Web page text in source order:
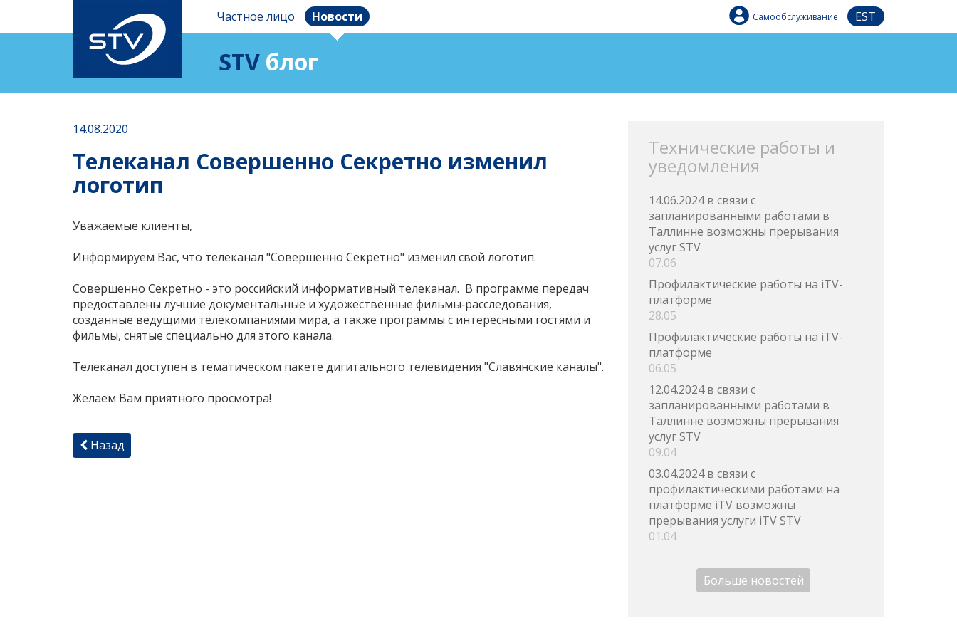
Частное лицо Новости Самообслуживание EST
STV блог
14.08.2020
Телеканал Совершенно Секретно изменил
логотип
Уважаемые клиенты,
Информируем Вас, что телеканал "Совершенно Секретно" изменил свой логотип.
Совершенно Cекретно - это российский информативный телеканал. В программе передач
предоставлены лучшие документальные и художественные фильмы‑расследования,
созданные ведущими телекомпаниями мира, а также программы с интересными гостями и
фильмы, снятые специально для этого канала.
Телеканал доступен в тематическом пакете дигитального телевидения "Славянские каналы".
Желаем Вам приятного просмотра!
Назад
Технические работы и
уведомления
14.06.2024 в связи с
запланированными работами в
Таллинне возможны прерывания
услуг STV
07.06
Профилактические работы на iTV-
платформе
28.05
Профилактические работы на iTV-
платформе
06.05
12.04.2024 в связи с
запланированными работами в
Таллинне возможны прерывания
услуг STV
09.04
03.04.2024 в связи с
профилактическими работами на
платформе iTV возможны
прерывания услуги iTV STV
01.04
Больше новостей